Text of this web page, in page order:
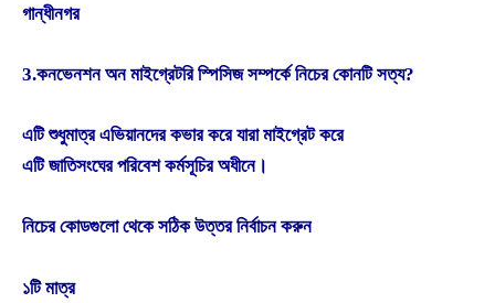
গান্ধীনগর
3.কনভেনশন অন মাইগ্রেটরি স্পিসিজ সম্পর্কে নিচের কোনটি সত্য?
এটি শুধুমাত্র এভিয়ানদের কভার করে যারা মাইগ্রেট করে
এটি জাতিসংঘের পরিবেশ কর্মসূচির অধীনে।
নিচের কোডগুলো থেকে সঠিক উত্তর নির্বাচন করুন
১টি মাত্র